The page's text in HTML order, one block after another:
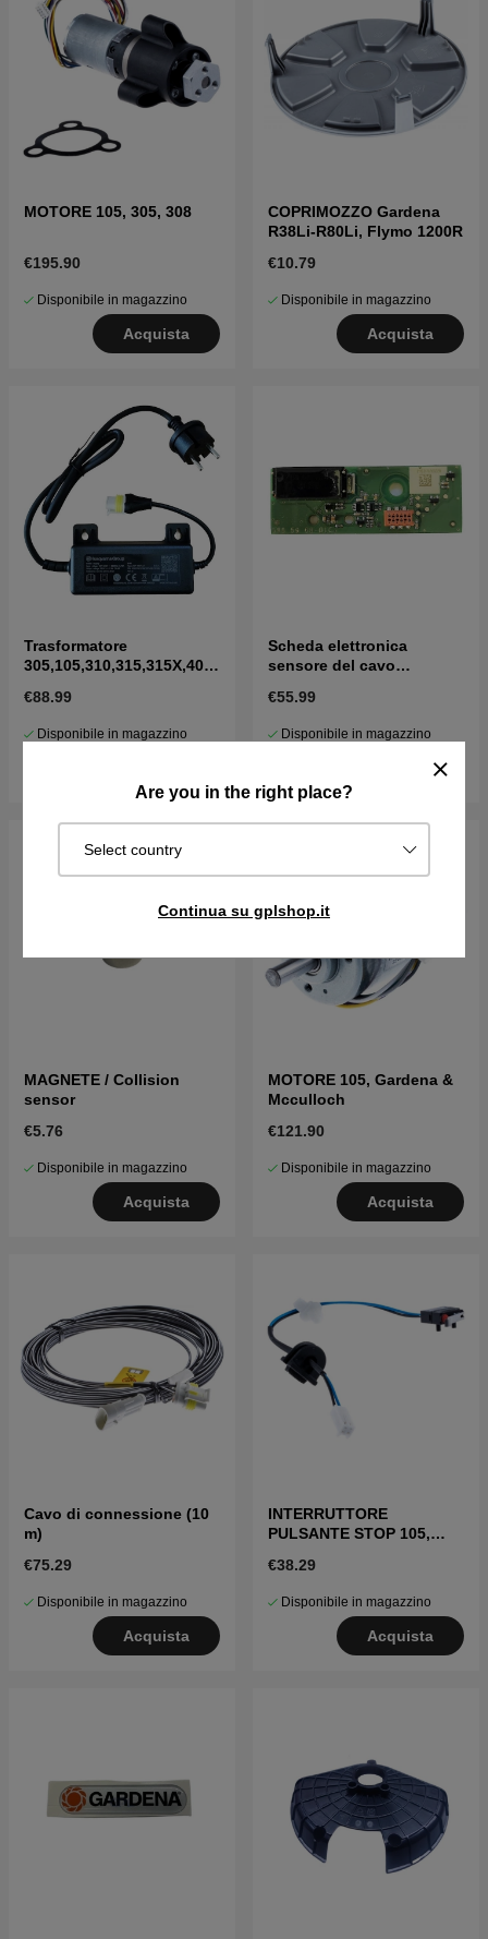
Are you in the right place?
Select country
Continua su gplshop.it
MOTORE 105, 305, 308
€195.90
Disponibile in magazzino
Acquista
COPRIMOZZO Gardena
R38Li-R80Li, Flymo 1200R
€10.79
Disponibile in magazzino
Acquista
Trasformatore
305,105,310,315,315X,405
Mark II
€88.99
Disponibile in magazzino
Scheda elettronica
sensore del cavo
R40Li, R70Li e altri (2016-)
€55.99
Disponibile in magazzino
MAGNETE / Collision
sensor
€5.76
Disponibile in magazzino
Acquista
MOTORE 105, Gardena &
Mcculloch
€121.90
Disponibile in magazzino
Acquista
Cavo di connessione (10
m)
€75.29
Disponibile in magazzino
Acquista
INTERRUTTORE
PULSANTE STOP 105,
€38.29
Disponibile in magazzino
Acquista